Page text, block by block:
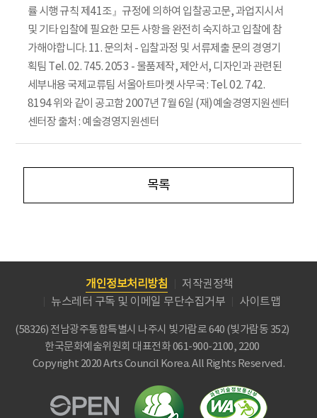
률 시행 규칙 제41조』규정에 의하여 입찰공고문, 과업지시서
및 기타 입찰에 필요한 모든 사항을 완전히 숙지하고 입찰에 참
가해야합니다. 11. 문의처 - 입찰과정 및 서류제출 문의 경영기
획팀 Tel. 02. 745. 2053 - 물품제작, 제안서, 디자인과 관련된
세부내용 국제교류팀 서울아트마켓 사무국 : Tel. 02. 742.
8194 위와 같이 공고함 2007년 7월 6일 (재)예술경영지원센터
센터장 출처 : 예술경영지원센터
목록
개인정보처리방침
저작권정책
뉴스레터 구독 및 이메일 무단수집거부
사이트맵
(58326) 전남광주통합특별시 나주시 빛가람로 640 (빛가람동 352)
한국문화예술위원회 대표전화 061-900-2100, 2200
Copyright 2020 Arts Council Korea. All Rights Reserved.